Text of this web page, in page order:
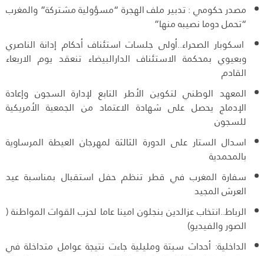
مصدر حكومي : تدبير ملف الهجرة “مسؤولية مشتركة” والمغرب
“تحمل دوما نصيبه منها”
اسكوبار الصحراء..أولى جلسات استئناف أحكام إدانة الناصري
وبعيوي بمحكمة الاستئناف الدارالبيضاء تنعقد يوم الاربعاء
القادم
المعهد الوطني لتكوين الأطر التابع لإدارة السجون وإعادة
الإدماج يحصل على شهادة الاعتماد من الجمعية الأمريكية
للسجون
اسدال الستار على الدورة الثالثة لمهرجان العيطة المرساوية
بالمحمدية
سفارة المغرب في قطر تنظم حفل استقبال بمناسبة عيد
العرش المجيد
الرباط..انتخاب عزالدين بنجلون امينا عاما لحزب القوات المواطنة (
الصور والفيديو)
الداخلية: أحداث سبتة ومليلية جاءت نتيجة عوامل متداخلة في